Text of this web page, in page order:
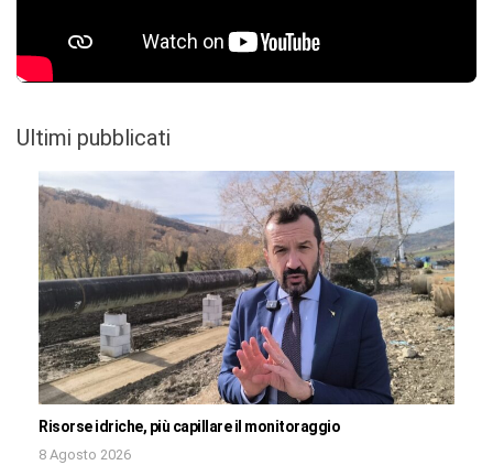
Ultimi pubblicati
Risorse idriche, più capillare il monitoraggio
8 Agosto 2026